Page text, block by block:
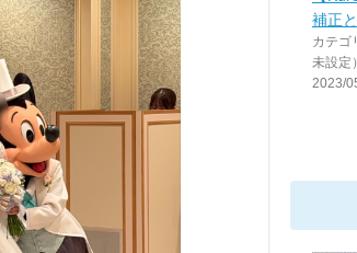
補正
カテゴ
未設定）
2023/